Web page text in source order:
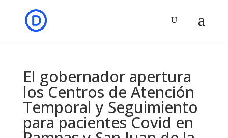
El gobernador apertura
los Centros de Atención
Temporal y Seguimiento
para pacientes Covid en